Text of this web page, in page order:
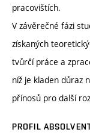
pracovištích.
V závěrečné fázi
získaných
tvůrčí práce a
níž je kladen důraz
přínosů pro další
PROFIL